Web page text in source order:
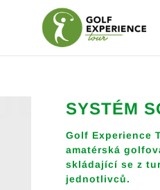
SYSTÉM
Golf Experience
amatérská
skládající se z
jednotlivců.